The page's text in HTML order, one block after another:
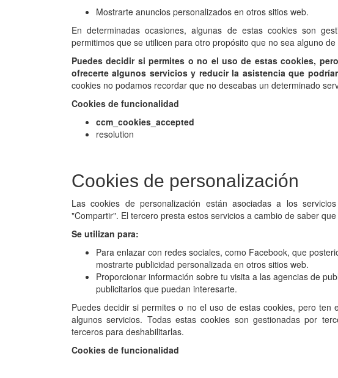
Mostrarte anuncios personalizados en otros sitios web.
En determinadas ocasiones, algunas de estas cookies son
permitimos que se utilicen para otro propósito que no sea alguno
Puedes decidir si permites o no el uso de estas cookies,
ofrecerte algunos servicios y reducir la asistencia que
cookies no podamos recordar que no deseabas un determinado
Cookies de funcionalidad
ccm_cookies_accepted
resolution
Cookies de personalización
Las cookies de personalización están asociadas a los
"Compartir". El tercero presta estos servicios a cambio de saber
Se utilizan para:
Para enlazar con redes sociales, como Facebook, que
mostrarte publicidad personalizada en otros sitios web.
Proporcionar información sobre tu visita a las agencias de
publicitarios que puedan interesarte.
Puedes decidir si permites o no el uso de estas cookies, pero
algunos servicios. Todas estas cookies son gestionadas por
terceros para deshabilitarlas.
Cookies de funcionalidad